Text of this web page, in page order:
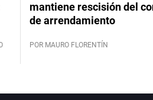
mantiene rescisión del
de arrendamiento
POR MAURO FLORENTÍN